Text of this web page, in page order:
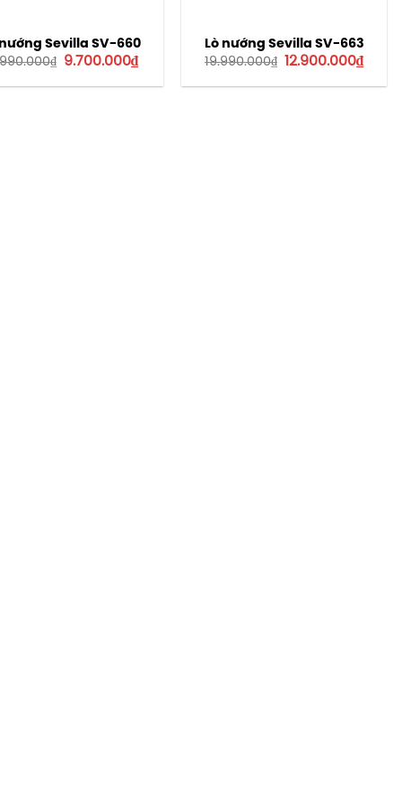
Sevilla SV-660
₫ Giá
là:
9.700.000₫Giá
hiện
tại
Lò nướng Sevilla SV-663
19.990.000₫ Giá
là:
12.900.000₫Giá
hiện
tại